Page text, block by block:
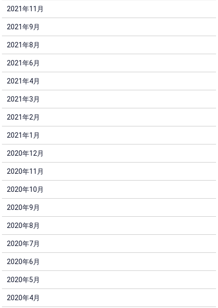
2021年11月
2021年9月
2021年8月
2021年6月
2021年4月
2021年3月
2021年2月
2021年1月
2020年12月
2020年11月
2020年10月
2020年9月
2020年8月
2020年7月
2020年6月
2020年5月
2020年4月